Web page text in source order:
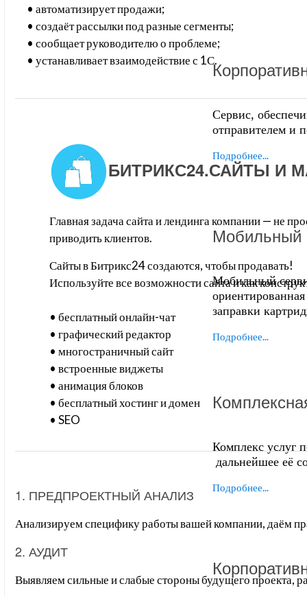
Сервис,
отправителем и
Подробнее...
Мобильный
Мобильный
заправки
Подробнее...
Комплекс услуг
дальнейшее её
Подробнее...
• автоматизирует продажи;
• создаёт рассылки под разные сегменты;
• сообщает руководителю о проблеме;
• устанавливает взаимодействие с 1С.
БИТРИКС24.САЙТЫ И
Главная задача сайта и лендинга компании — не
приводить клиентов.
Сайты в Битрикс24 создаются, чтобы продавать!
Используйте все возможности сайта и как
• бесплатный онлайн-чат
• графический редактор
• многостраничный сайт
• встроенные виджеты
• анимация блоков
• бесплатный хостинг и домен
• SEO
1. ПРЕДПРОЕКТНЫЙ АНАЛИЗ
Анализируем специфику работы вашей компании, даём
2. АУДИТ
Выявляем сильные и слабые стороны будущего проекта,